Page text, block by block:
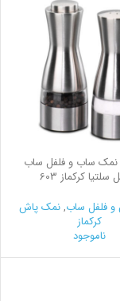
ساب و فلفل ساب
کرکماز 603
و فلفل ساب,نمک پاش
کرکماز
ناموجود